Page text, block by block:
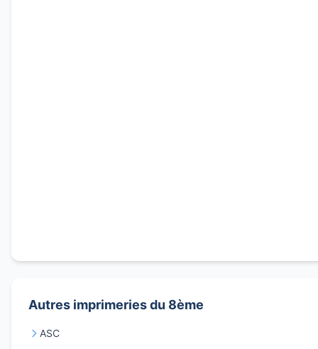
Autres imprimeries du 8ème
ASC